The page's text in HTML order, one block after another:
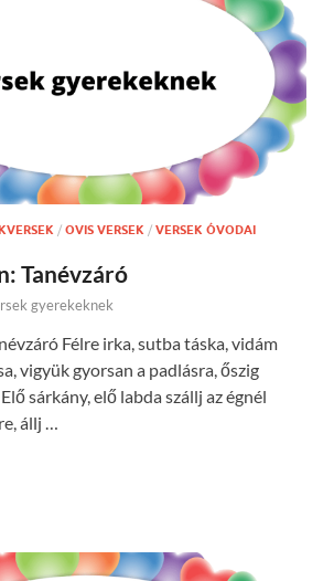
/ OVIS VERSEK / VERSEK ÓVODAI
Tanévzáró
gyerekeknek
Félre irka, sutba táska, vidám
vigyük gyorsan a padlásra, őszig
sárkány, elő labda szállj az égnél
állj …